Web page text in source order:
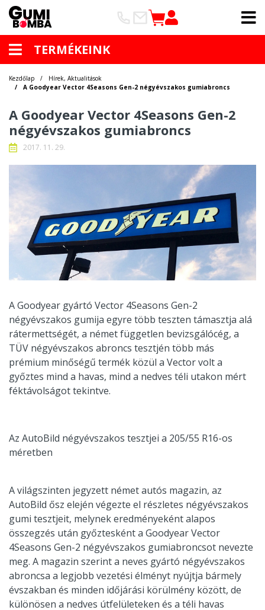
TERMÉKEINK
Kezdőlap
Hírek, Aktualitások
A Goodyear Vector 4Seasons Gen-2 négyévszakos gumiabroncs
A Goodyear Vector 4Seasons Gen-2
négyévszakos gumiabroncs
2017. 11. 29.
A Goodyear gyártó Vector 4Seasons Gen-2
négyévszakos gumija egyre több teszten támasztja alá
rátermettségét, a német független bevizsgálócég, a
TÜV négyévszakos abroncs tesztjén több más
prémium minőségű termék közül a Vector volt a
győztes mind a havas, mind a nedves téli utakon mért
féktávolságot tekintve.
Az AutoBild négyévszakos tesztjei a 205/55 R16-os
méretben
A világszinten jegyzett német autós magazin, az
AutoBild ősz elején végezte el részletes négyévszakos
gumi tesztjeit, melynek eredményeként alapos
összegzés után győztesként a Goodyear Vector
4Seasons Gen-2 négyévszakos gumiabroncsot nevezte
meg. A magazin szerint a neves gyártó négyévszakos
abroncsa a legjobb vezetési élményt nyújtja bármely
évszakban és minden időjárási körülmény között, de
különösen a nedves útfelületeken és a téli havas